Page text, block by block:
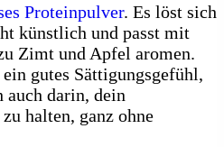
Proteinpulver. Es löst sich
künstlich und passt mit
Zimt und Apfel aromen.
gutes Sättigungsgefühl,
auch darin, dein
halten, ganz ohne